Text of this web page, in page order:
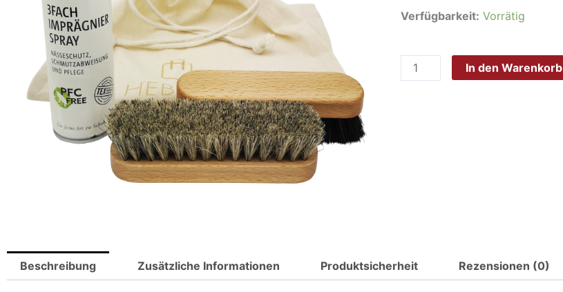
Verfügbarkeit: Vorrätig
Schuhpflegeset
Imprägnier
In den Warenkorb
Beschreibung Zusätzliche Informationen Produktsicherheit Rezensionen (0)